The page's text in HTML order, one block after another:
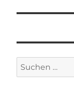
Suchen
nach: